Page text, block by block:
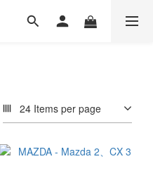
24 Items per page